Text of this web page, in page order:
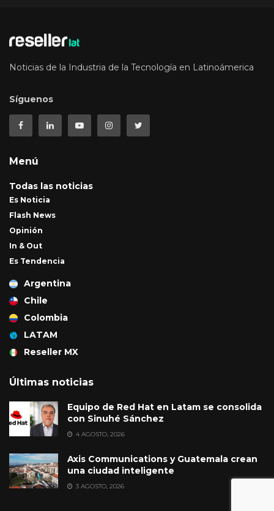
Noticias de la Industria de la Tecnología en Latinoámerica
Síguenos
Menú
Todas las noticias
Es Noticia
Flash News
Opinión
In & Out
Es Tendencia
Argentina
Chile
Colombia
LATAM
Reseller MX
Últimas noticias
Equipo de Red Hat en Latam se consolida
con Sinuhé Sánchez
4 AGOSTO, 2026
Axis Communications y Guatemala crean
una ciudad inteligente
3 AGOSTO, 2026